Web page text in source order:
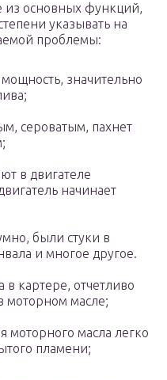
основных функций,
указывать на
проблемы:
значительно
сероватым, пахнет
в двигателе
начинает
были стуки в
и многое другое.
картере, отчетливо
моторном масле;
моторного масла легко
пламени;